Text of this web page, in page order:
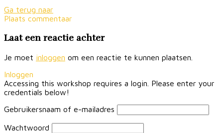
Ga terug naar
Plaats commentaar
Laat een reactie achter
Je moet inloggen om een reactie te kunnen plaatsen.
Inloggen
Accessing this workshop requires a login. Please enter your
credentials below!
Gebruikersnaam of e-mailadres
Wachtwoord